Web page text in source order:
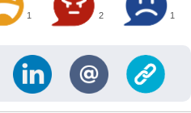
1 2 1